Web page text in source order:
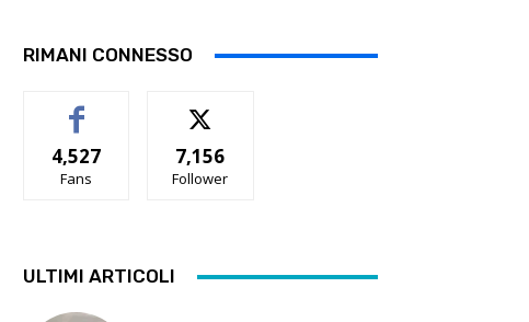
RIMANI CONNESSO
4,527
Fans
7,156
Follower
ULTIMI ARTICOLI